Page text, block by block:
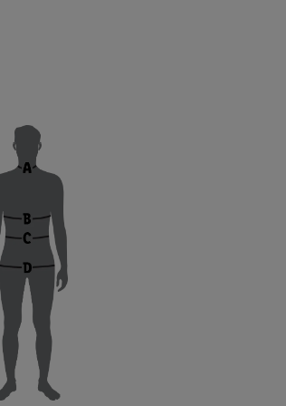
Verwendung genauer Standortdaten. Erstellung
Zugriff auf Informationen auf einem Endgerät.
Zielgruppen durch Statistiken oder Kombinationen
reduzierter Daten zur Auswahl von
Auswahl personalisierter Werbung.
Liste der Partner (Lieferanten)